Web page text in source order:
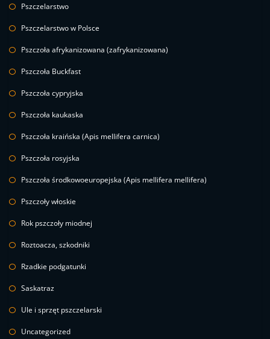
Pszczelarstwo
Pszczelarstwo w Polsce
Pszczoła afrykanizowana (zafrykanizowana)
Pszczoła Buckfast
Pszczoła cypryjska
Pszczoła kaukaska
Pszczoła kraińska (Apis mellifera carnica)
Pszczoła rosyjska
Pszczoła środkowoeuropejska (Apis mellifera mellifera)
Pszczoły włoskie
Rok pszczoły miodnej
Roztoacza, szkodniki
Rzadkie podgatunki
Saskatraz
Ule i sprzęt pszczelarski
Uncategorized